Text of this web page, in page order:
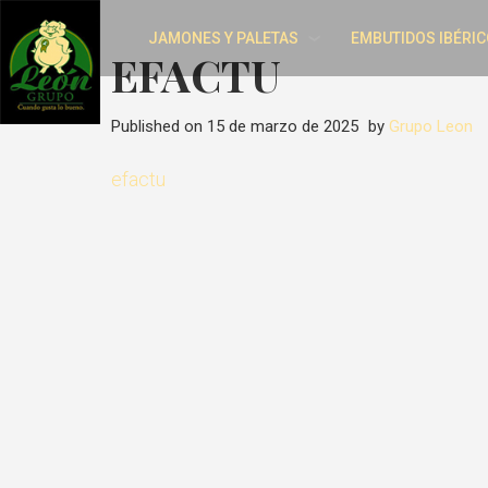
JAMONES Y PALETAS EMBUTIDOS
EFACTU
Published on 15 de marzo de 2025 by Grupo Leon
efactu